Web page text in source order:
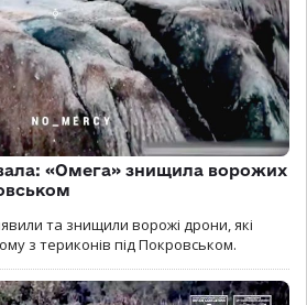
«Омега» знищила ворожих
та знищили ворожі дрони, які
з териконів під Покровськом.